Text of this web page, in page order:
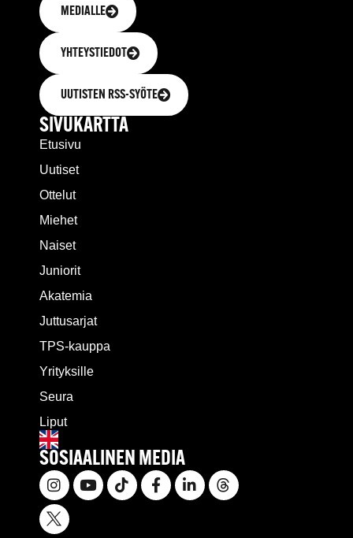
MEDIALLE
YHTEYSTIEDOT
UUTISTEN RSS-SYÖTE
SIVUKARTTA
Etusivu
Uutiset
Ottelut
Miehet
Naiset
Juniorit
Akatemia
Juttusarjat
TPS-kauppa
Yrityksille
Seura
Liput
SOSIAALINEN MEDIA